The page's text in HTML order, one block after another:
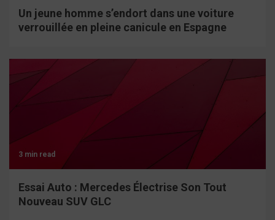
Un jeune homme s’endort dans une voiture
verrouillée en pleine canicule en Espagne
3 min read
Essai Auto : Mercedes Électrise Son Tout
Nouveau SUV GLC